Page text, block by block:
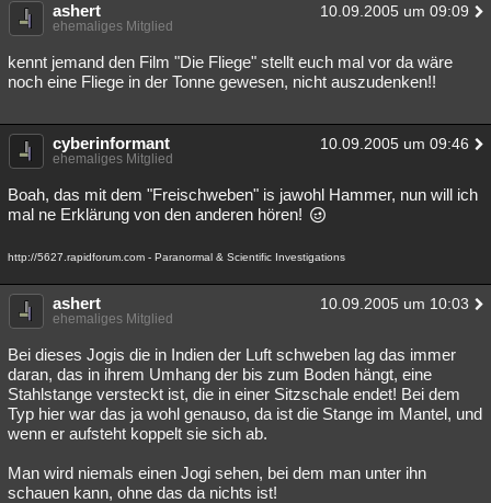
ashert 10.09.2005 um 09:09
ehemaliges Mitglied
kennt jemand den Film "Die Fliege" stellt euch mal vor da wäre
noch eine Fliege in der Tonne gewesen, nicht auszudenken!!
cyberinformant 10.09.2005 um 09:46
ehemaliges Mitglied
Boah, das mit dem "Freischweben" is jawohl Hammer, nun will ich
mal ne Erklärung von den anderen hören!
http://5627.rapidforum.com - Paranormal & Scientific Investigations
ashert 10.09.2005 um 10:03
ehemaliges Mitglied
Bei dieses Jogis die in Indien der Luft schweben lag das immer
daran, das in ihrem Umhang der bis zum Boden hängt, eine
Stahlstange versteckt ist, die in einer Sitzschale endet! Bei dem
Typ hier war das ja wohl genauso, da ist die Stange im Mantel, und
wenn er aufsteht koppelt sie sich ab.
Man wird niemals einen Jogi sehen, bei dem man unter ihn
schauen kann, ohne das da nichts ist!